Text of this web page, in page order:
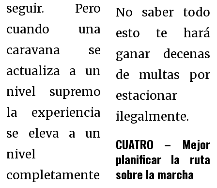
seguir. Pero
cuando una
caravana se
actualiza a un
nivel supremo
la experiencia
se eleva a un
nivel
completamente
No saber todo
esto te hará
ganar decenas
de multas por
estacionar
ilegalmente.
CUATRO – Mejor
planificar la ruta
sobre la marcha